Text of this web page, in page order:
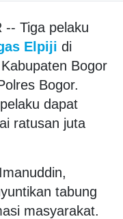
-- Tiga pelaku
Elpiji di
Bogor
Bogor.
dapat
ratusan juta
tabung
masyarakat.